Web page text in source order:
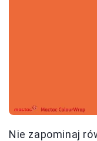
Nie zapominaj